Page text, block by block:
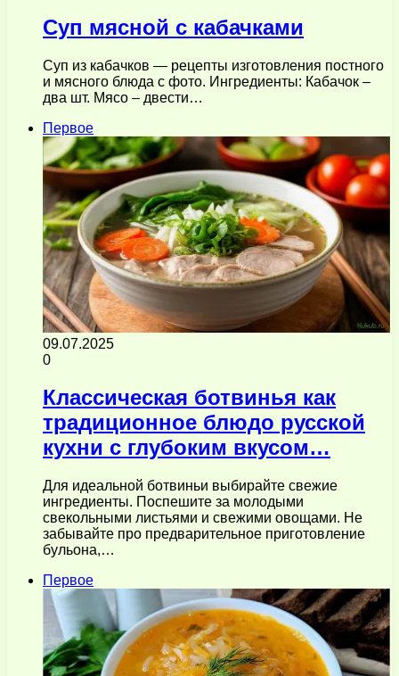
Суп мясной с кабачками
Суп из кабачков — рецепты изготовления постного
и мясного блюда с фото. Ингредиенты: Кабачок –
два шт. Мясо – двести…
Первое
09.07.2025
0
Классическая ботвинья как
традиционное блюдо русской
кухни с глубоким вкусом…
Для идеальной ботвиньи выбирайте свежие
ингредиенты. Поспешите за молодыми
свекольными листьями и свежими овощами. Не
забывайте про предварительное приготовление
бульона,…
Первое